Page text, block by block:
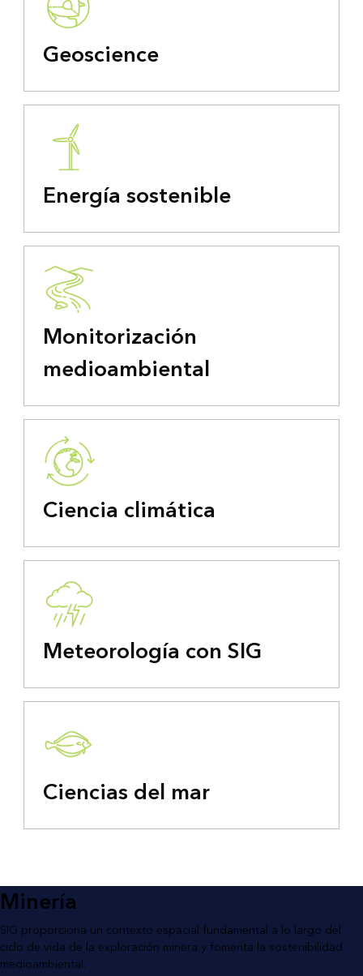
Geoscience
Energía sostenible
Monitorización
medioambiental
Ciencia climática
Meteorología con SIG
Ciencias del mar
Minería
SIG proporciona un contexto espacial fundamental a lo largo del
ciclo de vida de la exploración minera y fomenta la sostenibilidad
medioambiental.